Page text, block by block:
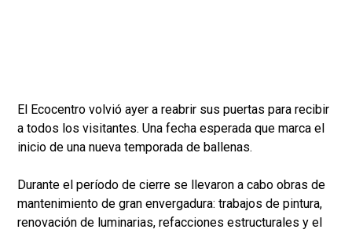
El Ecocentro volvió ayer a reabrir sus puertas para recibir
a todos los visitantes. Una fecha esperada que marca el
inicio de una nueva temporada de ballenas.
Durante el período de cierre se llevaron a cabo obras de
mantenimiento de gran envergadura: trabajos de pintura,
renovación de luminarias, refacciones estructurales y el